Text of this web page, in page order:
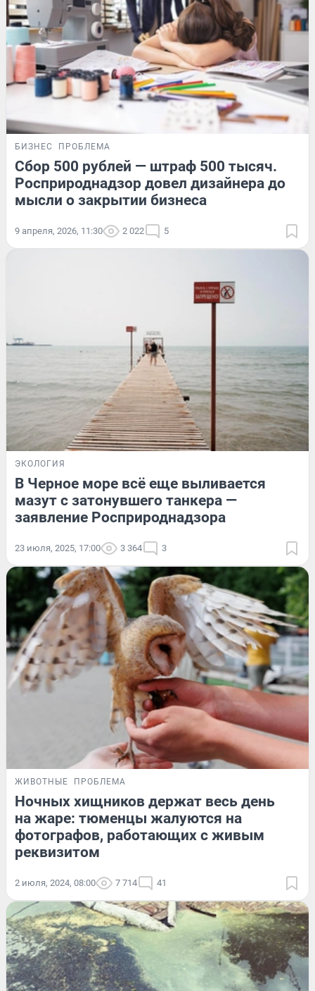
БИЗНЕС ПРОБЛЕМА
Сбор 500 рублей — штраф 500 тысяч.
Росприроднадзор довел дизайнера до
мысли о закрытии бизнеса
9 апреля, 2026, 11:30 2 022 5
ЭКОЛОГИЯ
В Черное море всё еще выливается
мазут с затонувшего танкера —
заявление Росприроднадзора
23 июля, 2025, 17:00 3 364 3
ЖИВОТНЫЕ ПРОБЛЕМА
Ночных хищников держат весь день
на жаре: тюменцы жалуются на
фотографов, работающих с живым
реквизитом
2 июля, 2024, 08:00 7 714 41